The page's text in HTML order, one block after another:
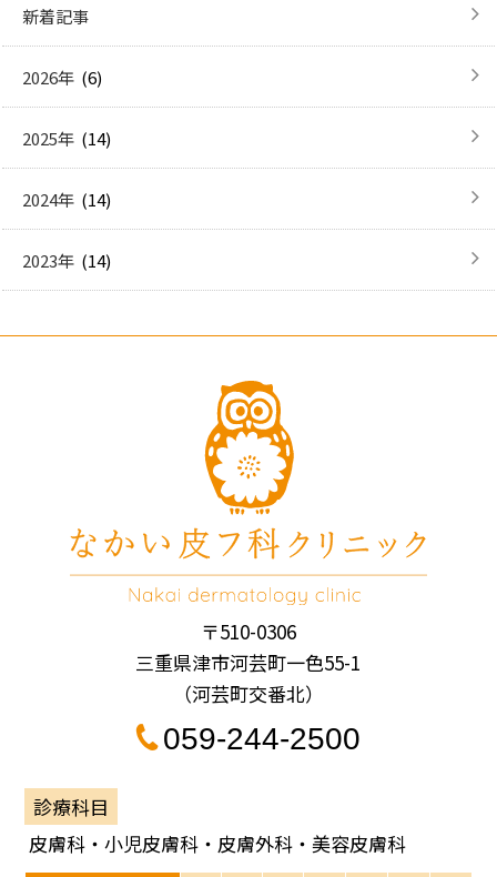
新着記事
2026年 (6)
2025年 (14)
2024年 (14)
2023年 (14)
〒510-0306
三重県津市河芸町一色55-1
（河芸町交番北）
059-244-2500
診療科目
皮膚科・小児皮膚科・皮膚外科・美容皮膚科